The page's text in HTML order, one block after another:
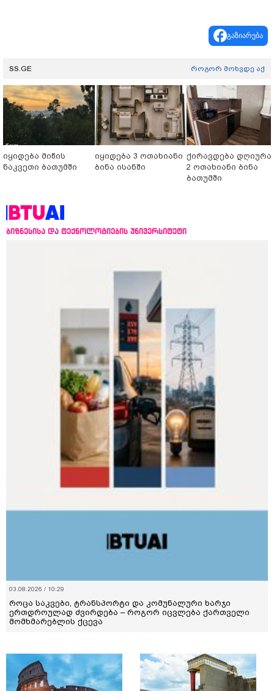
გაზიარება
SS.GE როგორ მოხვდე აქ
იყიდება მიწის
ნაკვეთი ბათუმში
იყიდება 3 ოთახიანი
ბინა ისანში
ქირავდება
2 ოთახიანი ბინა
ბათუმში
ბიზნესისა და ტექნოლოგიების უნივერსიტეტი
03.08.2026 / 10:29
როცა საკვები, ტრანსპორტი და კომუნალური ხარჯი
ერთდროულად ძვირდება – როგორ იცვლება ქართველი
მომხმარებლის ქცევა